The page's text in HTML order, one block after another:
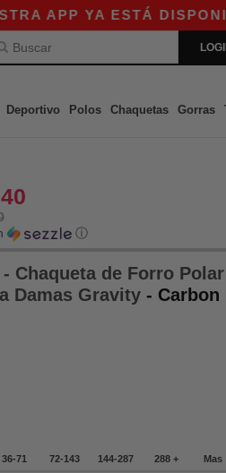
YA ESTÁ DISPONIBLE!
Deportivo Polos Chaquetas Gorras
ⓘ
- Chaqueta de Forro
Damas Gravity - Carbon
36-71 72-143 144-287 288 + Mas